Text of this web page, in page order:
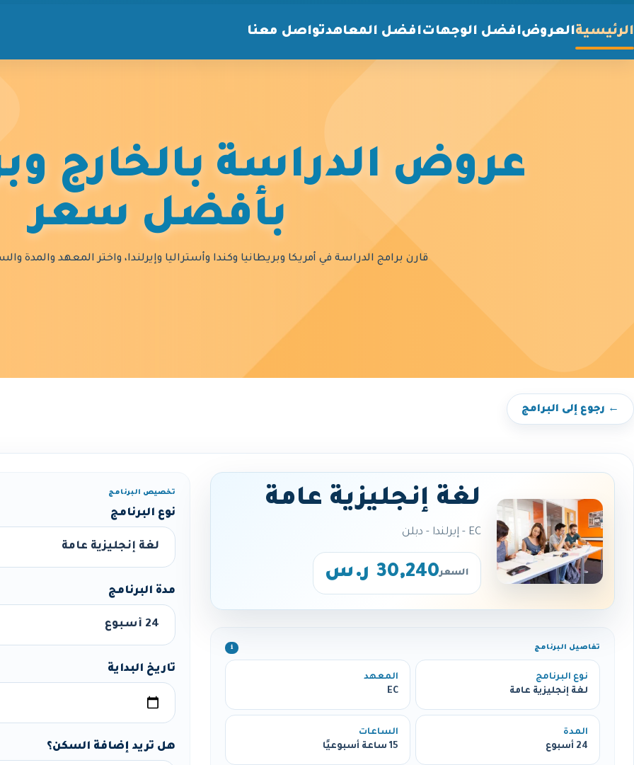
الرئيسيةالعروضافضل الوجهاتافضل المعاهدتواصل معنا
عروض الدراسة بالخارج
بأفضل سعر
قارن برامج الدراسة في أمريكا وبريطانيا وكندا وأستراليا وإيرلندا، واختر المعهد والمدة
← رجوع إلى البرامج
لغة إنجليزية عامة
EC - إيرلندا - دبلن
السعر30,240 ر.س
تفاصيل البرنامج ℹ️
نوع البرنامج
لغة إنجليزية عامة
المعهد
EC
المدة
24 أسبوع
الساعات
15 ساعة أسبوعيًا
تخصيص البرنامج
نوع البرنامج
مدة البرنامج
تاريخ البداية
هل تريد إضافة السكن؟